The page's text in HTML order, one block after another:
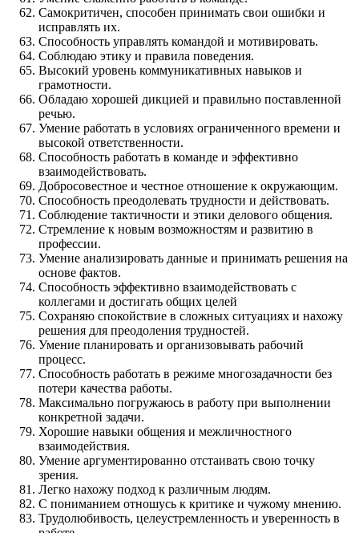
Самокритичен, способен принимать свои ошибки и
исправлять их.
Способность управлять командой и мотивировать.
Соблюдаю этику и правила поведения.
Высокий уровень коммуникативных навыков и
грамотности.
Обладаю хорошей дикцией и правильно поставленной
речью.
Умение работать в условиях ограниченного времени и
высокой ответственности.
Способность работать в команде и эффективно
взаимодействовать.
Добросовестное и честное отношение к окружающим.
Способность преодолевать трудности и действовать.
Соблюдение тактичности и этики делового общения.
Стремление к новым возможностям и развитию в
профессии.
Умение анализировать данные и принимать решения на
основе фактов.
Способность эффективно взаимодействовать с
коллегами и достигать общих целей
Сохраняю спокойствие в сложных ситуациях и нахожу
решения для преодоления трудностей.
Умение планировать и организовывать рабочий
процесс.
Способность работать в режиме многозадачности без
потери качества работы.
Максимально погружаюсь в работу при выполнении
конкретной задачи.
Хорошие навыки общения и межличностного
взаимодействия.
Умение аргументированно отстаивать свою точку
зрения.
Легко нахожу подход к различным людям.
С пониманием отношусь к критике и чужому мнению.
Трудолюбивость, целеустремленность и уверенность в